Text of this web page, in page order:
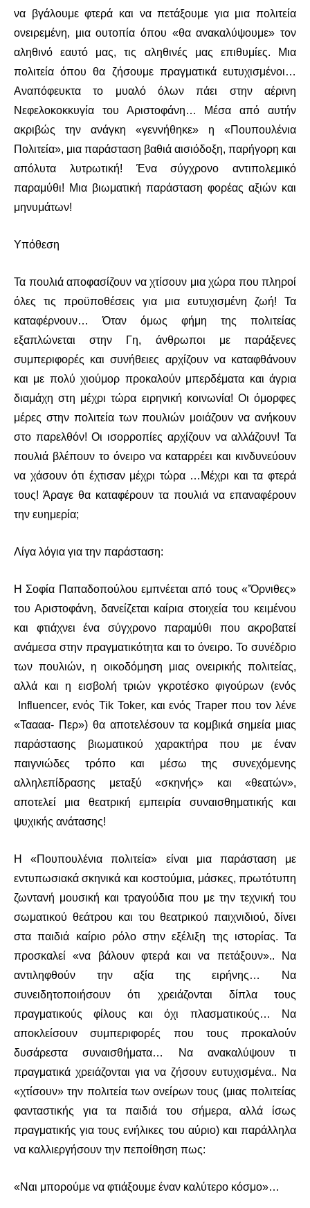
να βγάλουμε φτερά και να πετάξουμε για μια πολιτεία
ονειρεμένη, μια ουτοπία όπου «θα ανακαλύψουμε» τον
αληθινό εαυτό μας, τις αληθινές μας επιθυμίες. Μια
πολιτεία όπου θα ζήσουμε πραγματικά ευτυχισμένοι…
Αναπόφευκτα το μυαλό όλων πάει στην αέρινη
Νεφελοκοκκυγία του Αριστοφάνη… Μέσα από αυτήν
ακριβώς την ανάγκη «γεννήθηκε» η «Πουπουλένια
Πολιτεία», μια παράσταση βαθιά αισιόδοξη, παρήγορη και
απόλυτα λυτρωτική! Ένα σύγχρονο αντιπολεμικό
παραμύθι! Μια βιωματική παράσταση φορέας αξιών και
μηνυμάτων!
Υπόθεση
Τα πουλιά αποφασίζουν να χτίσουν μια χώρα που πληροί
όλες τις προϋποθέσεις για μια ευτυχισμένη ζωή! Τα
καταφέρνουν… Όταν όμως φήμη της πολιτείας
εξαπλώνεται στην Γη, άνθρωποι με παράξενες
συμπεριφορές και συνήθειες αρχίζουν να καταφθάνουν
και με πολύ χιούμορ προκαλούν μπερδέματα και άγρια
διαμάχη στη μέχρι τώρα ειρηνική κοινωνία! Οι όμορφες
μέρες στην πολιτεία των πουλιών μοιάζουν να ανήκουν
στο παρελθόν! Οι ισορροπίες αρχίζουν να αλλάζουν! Τα
πουλιά βλέπουν το όνειρο να καταρρέει και κινδυνεύουν
να χάσουν ότι έχτισαν μέχρι τώρα …Μέχρι και τα φτερά
τους! Άραγε θα καταφέρουν τα πουλιά να επαναφέρουν
την ευημερία;
Λίγα λόγια για την παράσταση:
Η Σοφία Παπαδοπούλου εμπνέεται από τους «’Όρνιθες»
του Αριστοφάνη, δανείζεται καίρια στοιχεία του κειμένου
και φτιάχνει ένα σύγχρονο παραμύθι που ακροβατεί
ανάμεσα στην πραγματικότητα και το όνειρο. Το συνέδριο
των πουλιών, η οικοδόμηση μιας ονειρικής πολιτείας,
αλλά και η εισβολή τριών γκροτέσκο φιγούρων (ενός
Ιnfluencer, ενός Tik Toker, και ενός Traper που τον λένε
«Ταααα- Περ») θα αποτελέσουν τα κομβικά σημεία μιας
παράστασης βιωματικού χαρακτήρα που με έναν
παιγνιώδες τρόπο και μέσω της συνεχόμενης
αλληλεπίδρασης μεταξύ «σκηνής» και «θεατών»,
αποτελεί μια θεατρική εμπειρία συναισθηματικής και
ψυχικής ανάτασης!
Η «Πουπουλένια πολιτεία» είναι μια παράσταση με
εντυπωσιακά σκηνικά και κοστούμια, μάσκες, πρωτότυπη
ζωντανή μουσική και τραγούδια που με την τεχνική του
σωματικού θεάτρου και του θεατρικού παιχνιδιού, δίνει
στα παιδιά καίριο ρόλο στην εξέλιξη της ιστορίας. Τα
προσκαλεί «να βάλουν φτερά και να πετάξουν».. Να
αντιληφθούν την αξία της ειρήνης… Να
συνειδητοποιήσουν ότι χρειάζονται δίπλα τους
πραγματικούς φίλους και όχι πλασματικούς… Να
αποκλείσουν συμπεριφορές που τους προκαλούν
δυσάρεστα συναισθήματα… Να ανακαλύψουν τι
πραγματικά χρειάζονται για να ζήσουν ευτυχισμένα.. Να
«χτίσουν» την πολιτεία των ονείρων τους (μιας πολιτείας
φανταστικής για τα παιδιά του σήμερα, αλλά ίσως
πραγματικής για τους ενήλικες του αύριο) και παράλληλα
να καλλιεργήσουν την πεποίθηση πως:
«Ναι μπορούμε να φτιάξουμε έναν καλύτερο κόσμο»…